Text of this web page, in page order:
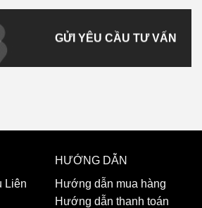
GỬI YÊU CẦU TƯ VẤN
Liên
HƯỚNG DẪN
Hướng dẫn mua hàng
Hướng dẫn thanh toán